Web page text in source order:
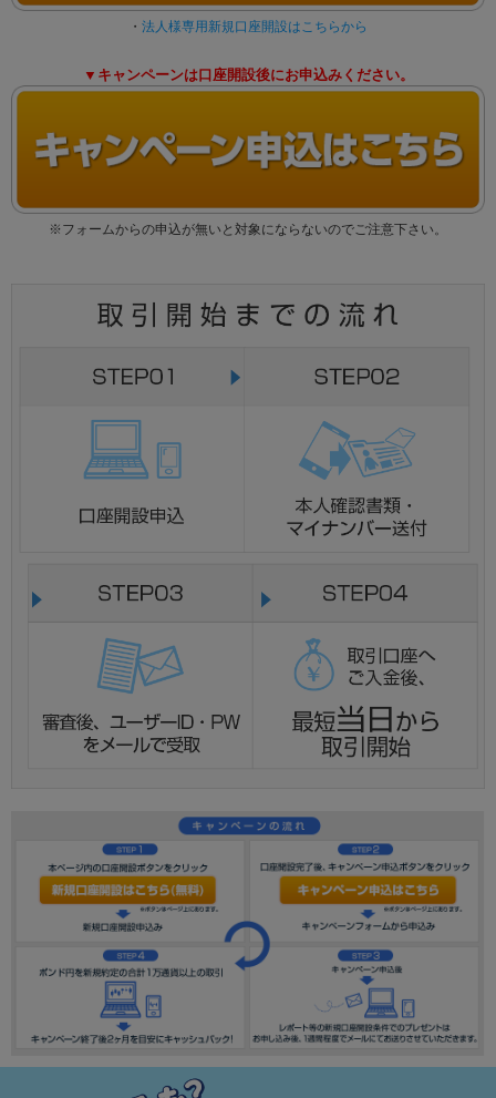
・ 法人様専用新規口座開設はこちらから
▼キャンペーンは口座開設後にお申込みください。
※フォームからの申込が無いと対象にならないのでご注意下さい。